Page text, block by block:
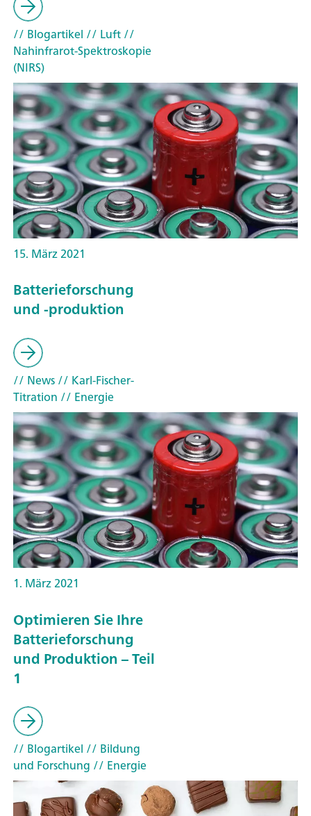
// Blogartikel // Luft//
Nahinfrarot-Spektroskopie
(NIRS)
15. März 2021
Batterieforschung
und -produktion
// News// Karl-Fischer-
Titration // Energie
1. März 2021
Optimieren Sie Ihre
Batterieforschung
und Produktion – Teil
1
// Blogartikel // Bildung
und Forschung // Energie